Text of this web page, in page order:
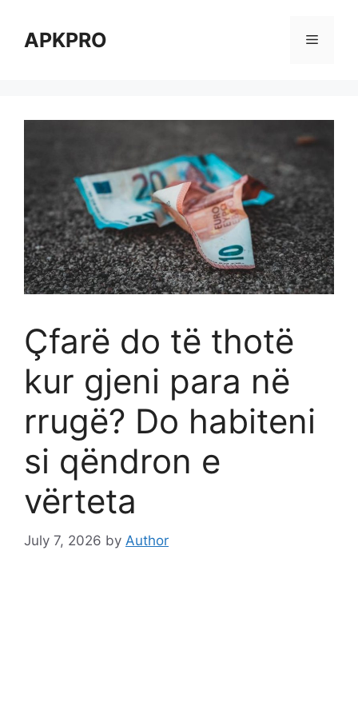
contentAPKPRO Menu
Çfarë do të thotë
kur gjeni para në
rrugë? Do habiteni
si qëndron e
vërteta
July 7, 2026 by Author